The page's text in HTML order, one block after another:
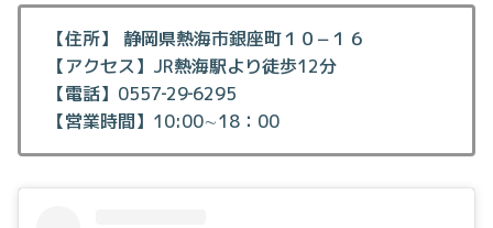
【住所】 静岡県熱海市銀座町１０−１６
【アクセス】JR熱海駅より徒歩12分
【電話】0557‐29‐6295
【営業時間】10:00∼18：00